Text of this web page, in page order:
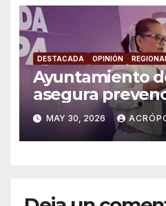
DESTACADA OPINIÓN
Ayuntamiento
asegura
atención a
género
MAY 30, 2026